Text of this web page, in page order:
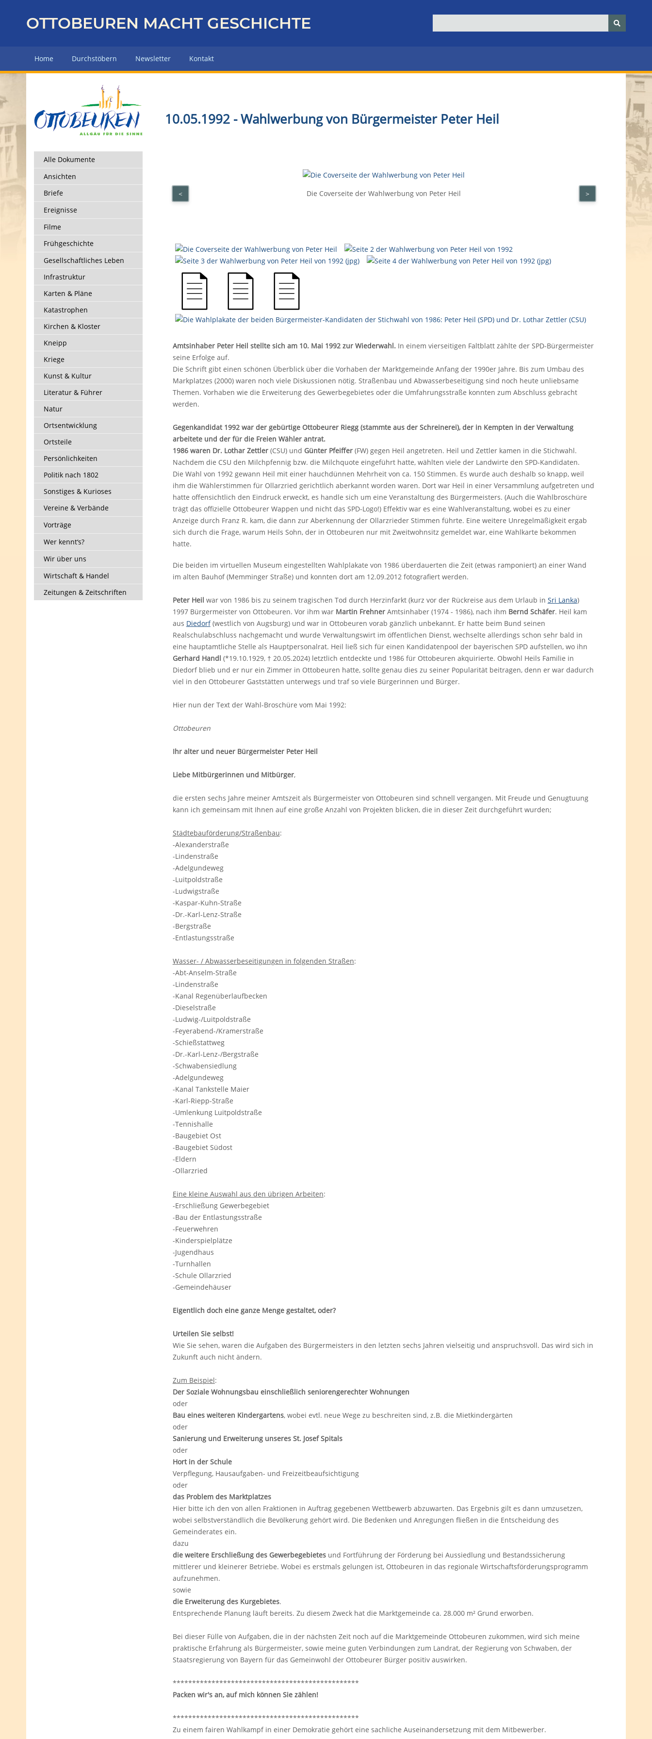
z
r
H
u
p
e
OTTOBEUREN MACHT GESCHICHTE
Home Durchstöbern Newsletter Kontakt
Alle Dokumente
Ansichten
Briefe
Ereignisse
Filme
Frühgeschichte
Gesellschaftliches Leben
Infrastruktur
Karten & Pläne
Katastrophen
Kirchen & Kloster
Kneipp
Kriege
Kunst & Kultur
Literatur & Führer
Natur
Ortsentwicklung
Ortsteile
Persönlichkeiten
Politik nach 1802
Sonstiges & Kurioses
Vereine & Verbände
Vorträge
Wer kennt‘s?
Wir über uns
Wirtschaft & Handel
Zeitungen & Zeitschriften
10.05.1992 - Wahlwerbung von Bürgermeister Peter Heil
Die Coverseite der Wahlwerbung von Peter Heil
< >
Amtsinhaber Peter Heil stellte sich am 10. Mai 1992 zur Wiederwahl.In einem vierseitigen Faltblatt zählte der SPD-Bürgermeister
seine Erfolge auf.
Die Schrift gibt einen schönen Überblick über die Vorhaben der Marktgemeinde Anfang der 1990er Jahre. Bis zum Umbau des
Markplatzes (2000) waren noch viele Diskussionen nötig. Straßenbau und Abwasserbeseitigung sind noch heute unliebsame
Themen. Vorhaben wie die Erweiterung des Gewerbegebietes oder die Umfahrungsstraße konnten zum Abschluss gebracht
werden.
Gegenkandidat 1992 war der gebürtige Ottobeurer Riegg (stammte aus der Schreinerei), der in Kempten in der Verwaltung
arbeitete und der für die Freien Wähler antrat.
1986 waren Dr. Lothar Zettler(CSU) und Günter Pfeiffer(FW) gegen Heil angetreten. Heil und Zettler kamen in die Stichwahl.
Nachdem die CSU den Milchpfennig bzw. die Milchquote eingeführt hatte, wählten viele der Landwirte den SPD-Kandidaten.
Die Wahl von 1992 gewann Heil mit einer hauchdünnen Mehrheit von ca. 150 Stimmen. Es wurde auch deshalb so knapp, weil
ihm die Wählerstimmen für Ollarzried gerichtlich aberkannt worden waren. Dort war Heil in einer Versammlung aufgetreten und
hatte offensichtlich den Eindruck erweckt, es handle sich um eine Veranstaltung des Bürgermeisters. (Auch die Wahlbroschüre
trägt das offizielle Ottobeurer Wappen und nicht das SPD-Logo!) Effektiv war es eine Wahlveranstaltung, wobei es zu einer
Anzeige durch Franz R. kam, die dann zur Aberkennung der Ollarzrieder Stimmen führte. Eine weitere Unregelmäßigkeit ergab
sich durch die Frage, warum Heils Sohn, der in Ottobeuren nur mit Zweitwohnsitz gemeldet war, eine Wahlkarte bekommen
hatte.
Die beiden im virtuellen Museum eingestellten Wahlplakate von 1986 überdauerten die Zeit (etwas ramponiert) an einer Wand
im alten Bauhof (Memminger Straße) und konnten dort am 12.09.2012 fotografiert werden.
Peter Heil war von 1986 bis zu seinem tragischen Tod durch Herzinfarkt (kurz vor der Rückreise aus dem Urlaub in Sri Lanka)
1997 Bürgermeister von Ottobeuren. Vor ihm war Martin FrehnerAmtsinhaber (1974 - 1986), nach ihm Bernd Schäfer. Heil kam
aus Diedorf(westlich von Augsburg) und war in Ottobeuren vorab gänzlich unbekannt. Er hatte beim Bund seinen
Realschulabschluss nachgemacht und wurde Verwaltungswirt im öffentlichen Dienst, wechselte allerdings schon sehr bald in
eine hauptamtliche Stelle als Hauptpersonalrat. Heil ließ sich für einen Kandidatenpool der bayerischen SPD aufstellen, wo ihn
Gerhard Handl (*19.10.1929, † 20.05.2024) letztlich entdeckte und 1986 für Ottobeuren akquirierte. Obwohl Heils Familie in
Diedorf blieb und er nur ein Zimmer in Ottobeuren hatte, sollte genau dies zu seiner Popularität beitragen, denn er war dadurch
viel in den Ottobeurer Gaststätten unterwegs und traf so viele Bürgerinnen und Bürger.
Hier nun der Text der Wahl-Broschüre vom Mai 1992:
Ottobeuren
Ihr alter und neuer Bürgermeister Peter Heil
Liebe Mitbürgerinnen und Mitbürger,
die ersten sechs Jahre meiner Amtszeit als Bürgermeister von Ottobeuren sind schnell vergangen. Mit Freude und Genugtuung
kann ich gemeinsam mit Ihnen auf eine große Anzahl von Projekten blicken, die in dieser Zeit durchgeführt wurden;
Städtebauförderung/Straßenbau:
-Alexanderstraße
-Lindenstraße
-Adelgundeweg
-Luitpoldstraße
-Ludwigstraße
-Kaspar-Kuhn-Straße
-Dr.-Karl-Lenz-Straße
-Bergstraße
-Entlastungsstraße
Wasser- / Abwasserbeseitigungen in folgenden Straßen:
-Abt-Anselm-Straße
-Lindenstraße
-Kanal Regenüberlaufbecken
-Dieselstraße
-Ludwig-/Luitpoldstraße
-Feyerabend-/Kramerstraße
-Schießstattweg
-Dr.-Karl-Lenz-/Bergstraße
-Schwabensiedlung
-Adelgundeweg
-Kanal Tankstelle Maier
-Karl-Riepp-Straße
-Umlenkung Luitpoldstraße
-Tennishalle
-Baugebiet Ost
-Baugebiet Südost
-Eldern
-Ollarzried
Eine kleine Auswahl aus den übrigen Arbeiten:
-Erschließung Gewerbegebiet
-Bau der Entlastungsstraße
-Feuerwehren
-Kinderspielplätze
-Jugendhaus
-Turnhallen
-Schule Ollarzried
-Gemeindehäuser
Eigentlich doch eine ganze Menge gestaltet, oder?
Urteilen Sie selbst!
Wie Sie sehen, waren die Aufgaben des Bürgermeisters in den letzten sechs Jahren vielseitig und anspruchsvoll. Das wird sich in
Zukunft auch nicht ändern.
Zum Beispiel:
Der Soziale Wohnungsbau einschließlich seniorengerechter Wohnungen
oder
Bau eines weiteren Kindergartens, wobei evtl. neue Wege zu beschreiten sind, z.B. die Mietkindergärten
oder
Sanierung und Erweiterung unseres St. Josef Spitals
oder
Hort in der Schule
Verpflegung, Hausaufgaben- und Freizeitbeaufsichtigung
oder
das Problem des Marktplatzes
Hier bitte ich den von allen Fraktionen in Auftrag gegebenen Wettbewerb abzuwarten. Das Ergebnis gilt es dann umzusetzen,
wobei selbstverständlich die Bevölkerung gehört wird. Die Bedenken und Anregungen fließen in die Entscheidung des
Gemeinderates ein.
dazu
die weitere Erschließung des Gewerbegebietesund Fortführung der Förderung bei Aussiedlung und Bestandssicherung
mittlerer und kleinerer Betriebe. Wobei es erstmals gelungen ist, Ottobeuren in das regionale Wirtschaftsförderungsprogramm
aufzunehmen.
sowie
die Erweiterung des Kurgebietes.
Entsprechende Planung läuft bereits. Zu diesem Zweck hat die Marktgemeinde ca. 28.000 m² Grund erworben.
Bei dieser Fülle von Aufgaben, die in der nächsten Zeit noch auf die Marktgemeinde Ottobeuren zukommen, wird sich meine
praktische Erfahrung als Bürgermeister, sowie meine guten Verbindungen zum Landrat, der Regierung von Schwaben, der
Staatsregierung von Bayern für das Gemeinwohl der Ottobeurer Bürger positiv auswirken.
************************************************
Packen wir's an, auf mich können Sie zählen!
************************************************
Zu einem fairen Wahlkampf in einer Demokratie gehört eine sachliche Auseinandersetzung mit dem Mitbewerber.